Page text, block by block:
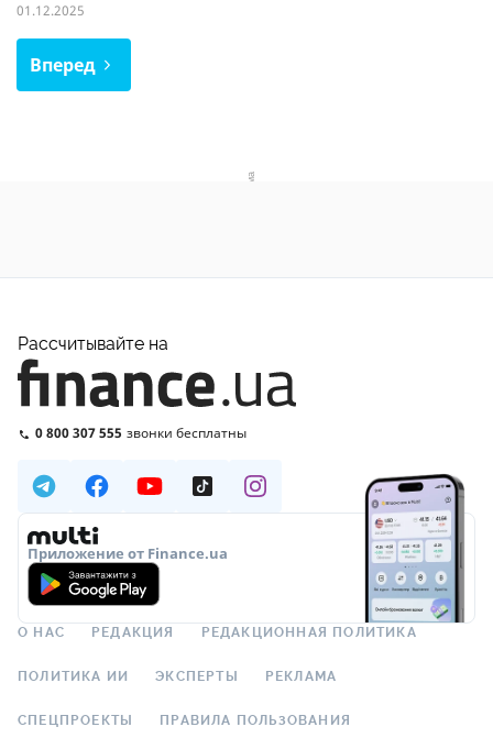
01.12.2025
Вперед
Рассчитывайте на
0 800 307 555 звонки бесплатны
Приложение от Finance.ua
О НАС РЕДАКЦИЯ РЕДАКЦИОННАЯ ПОЛИТИКА
ПОЛИТИКА ИИ ЭКСПЕРТЫ РЕКЛАМА
СПЕЦПРОЕКТЫ ПРАВИЛА ПОЛЬЗОВАНИЯ